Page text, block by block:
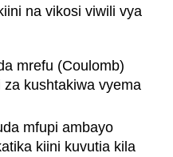
na vikosi viwili vya
mrefu (Coulomb)
kushtakiwa vyema
mfupi ambayo
kiini kuvutia kila